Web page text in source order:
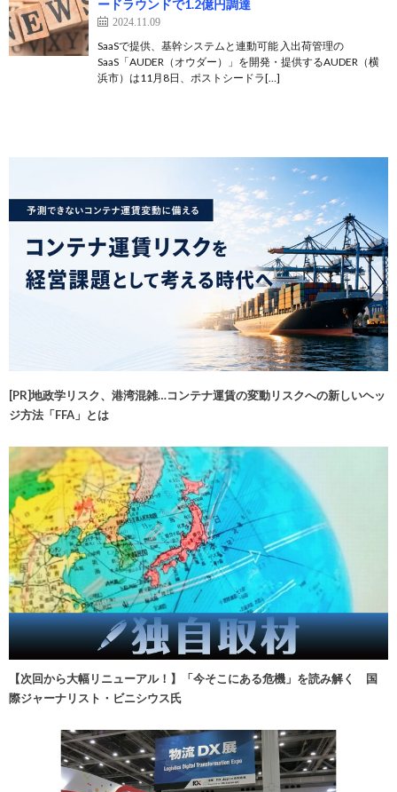
ードラウンドで1.2億円調達
2024.11.09
SaaSで提供、基幹システムと連動可能 入出荷管理の
SaaS「AUDER（オウダー）」を開発・提供するAUDER（横
浜市）は11月8日、ポストシードラ[…]
[PR]地政学リスク、港湾混雑…コンテナ運賃の変動リスクへの新しいヘッ
ジ方法「FFA」とは
【次回から大幅リニューアル！】「今そこにある危機」を読み解く 国
際ジャーナリスト・ビニシウス氏